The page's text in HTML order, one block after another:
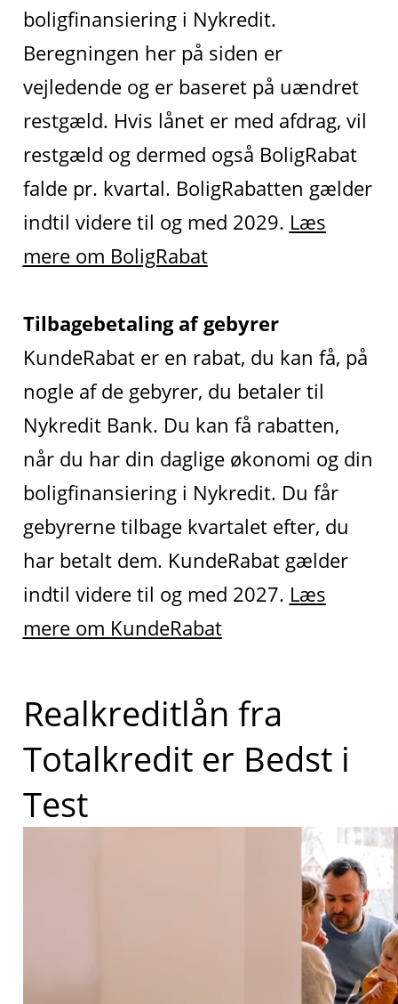
boligfinansiering i Nykredit.
Beregningen her på siden er
vejledende og er baseret på uændret
restgæld. Hvis lånet er med afdrag, vil
restgæld og dermed også BoligRabat
falde pr. kvartal. BoligRabatten gælder
indtil videre til og med 2029. Læs
mere om BoligRabat
Tilbagebetaling af gebyrer
KundeRabat er en rabat, du kan få, på
nogle af de gebyrer, du betaler til
Nykredit Bank. Du kan få rabatten,
når du har din daglige økonomi og din
boligfinansiering i Nykredit. Du får
gebyrerne tilbage kvartalet efter, du
har betalt dem. KundeRabat gælder
indtil videre til og med 2027. Læs
mere om KundeRabat
Realkreditlån fra
Totalkredit er Bedst i
Test